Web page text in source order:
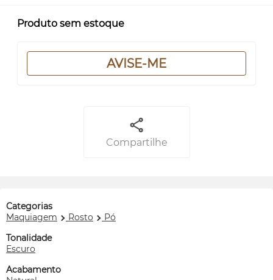
Produto sem estoque
AVISE-ME
Compartilhe
Categorias
Maquiagem
Rosto
Pó
Tonalidade
Escuro
Acabamento